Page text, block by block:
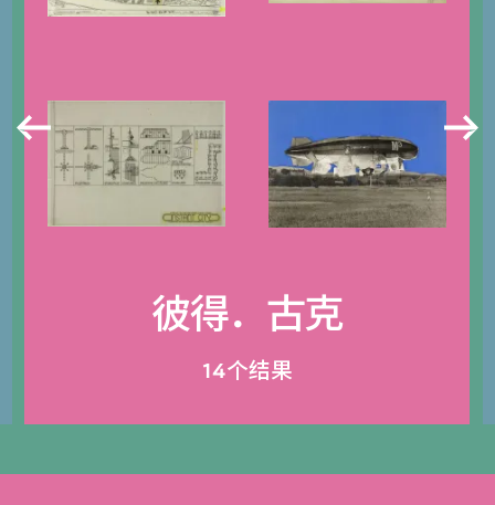
彼得．古克
14个结果